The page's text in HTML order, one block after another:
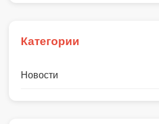
Категории
Новости